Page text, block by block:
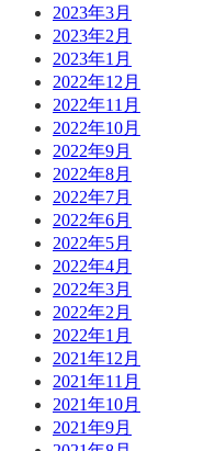
2023年3月
2023年2月
2023年1月
2022年12月
2022年11月
2022年10月
2022年9月
2022年8月
2022年7月
2022年6月
2022年5月
2022年4月
2022年3月
2022年2月
2022年1月
2021年12月
2021年11月
2021年10月
2021年9月